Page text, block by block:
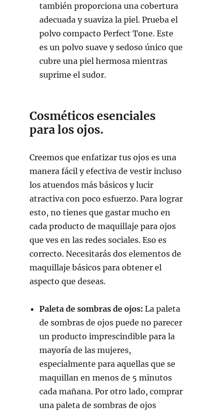
también proporciona una cobertura
adecuada y suaviza la piel. Prueba el
polvo compacto Perfect Tone. Este
es un polvo suave y sedoso único que
cubre una piel hermosa mientras
suprime el sudor.
Cosméticos esenciales
para los ojos.
Creemos que enfatizar tus ojos es una
manera fácil y efectiva de vestir incluso
los atuendos más básicos y lucir
atractiva con poco esfuerzo. Para lograr
esto, no tienes que gastar mucho en
cada producto de maquillaje para ojos
que ves en las redes sociales. Eso es
correcto. Necesitarás dos elementos de
maquillaje básicos para obtener el
aspecto que deseas.
Paleta de sombras de ojos: La paleta
de sombras de ojos puede no parecer
un producto imprescindible para la
mayoría de las mujeres,
especialmente para aquellas que se
maquillan en menos de 5 minutos
cada mañana. Por otro lado, comprar
una paleta de sombras de ojos